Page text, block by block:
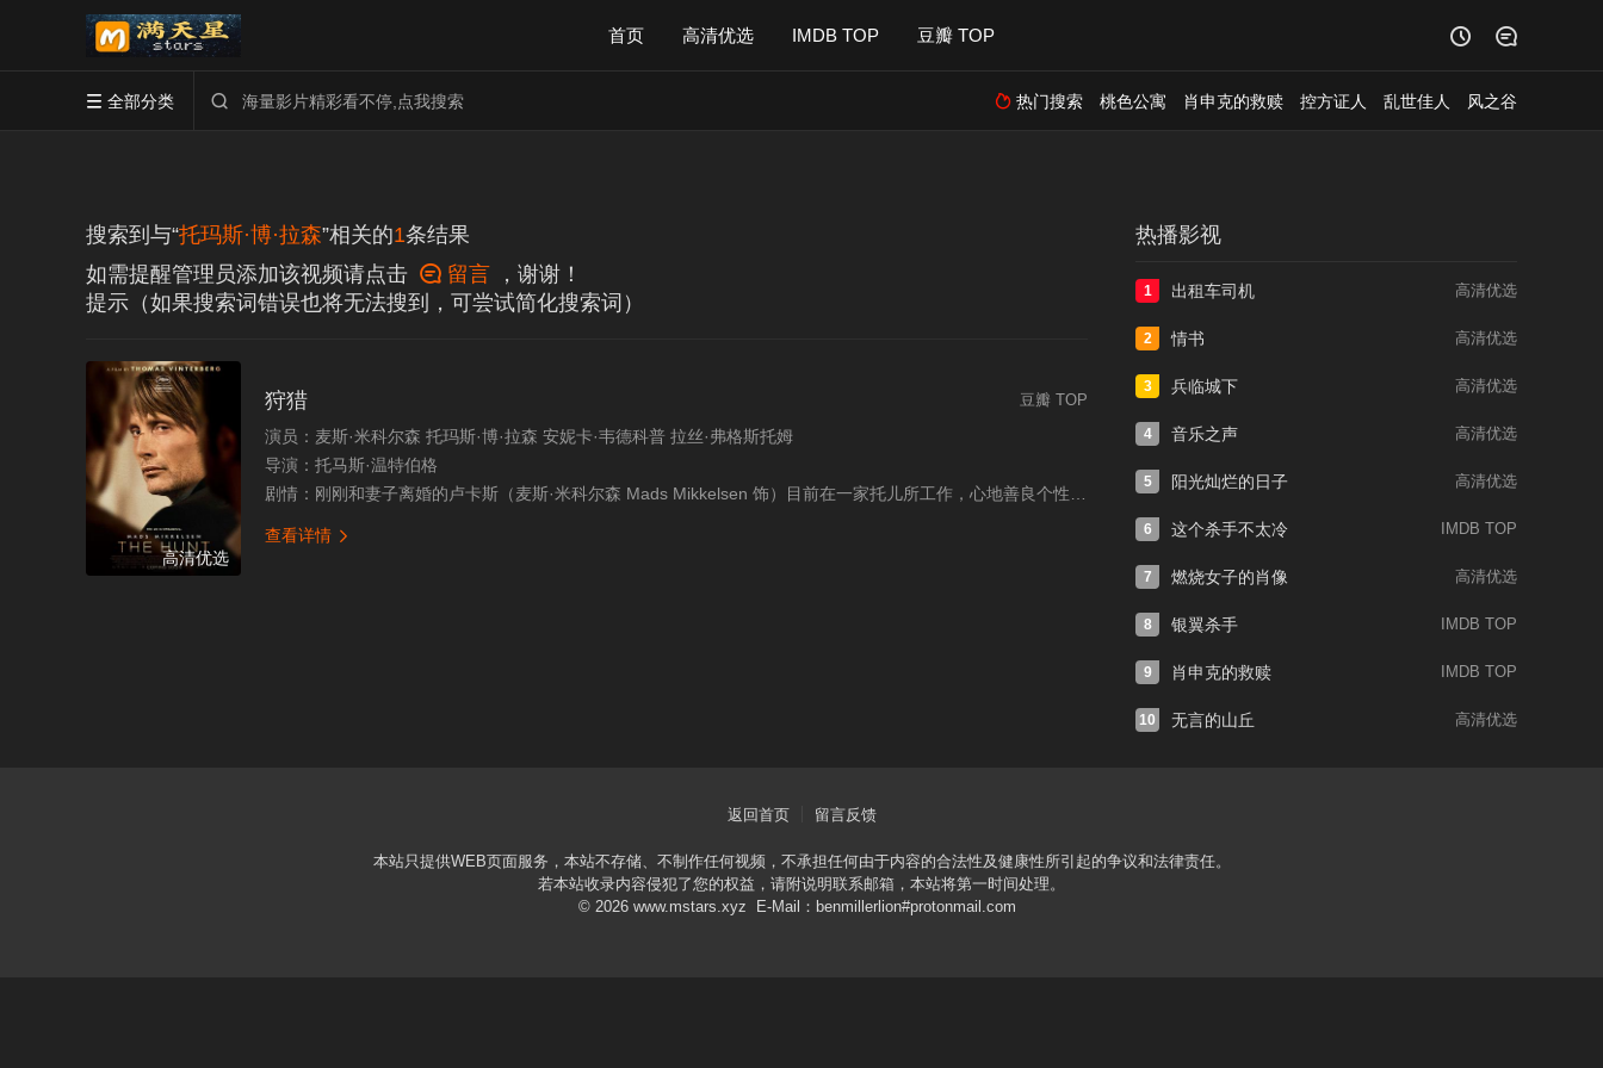
首页 高清优选 IMDB TOP 豆瓣 TOP  
 全部分类   热门搜索 桃色公寓 肖申克的救赎 控方证人 乱世佳人 风之谷
搜索到与“托玛斯·博·拉森”相关的1条结果
如需提醒管理员添加该视频请点击  留言 ，谢谢！
提示（如果搜索词错误也将无法搜到，可尝试简化搜索词）
高清优选
豆瓣 TOP
狩猎
演员： 麦斯·米科尔森 托玛斯·博·拉森 安妮卡·韦德科普 拉丝·弗格斯托姆
导演： 托马斯·温特伯格
剧情： 刚刚和妻子离婚的卢卡斯（麦斯·米科尔森 Mads Mikkelsen 饰）目前在一家托儿所工作，心地善良个性温和的他很快就受到了同事和孩子们的喜爱，其中，一个名叫卡拉（安妮卡·韦德科普 Annika Wedderkopp 饰）的早熟女孩对卢卡斯尤为的亲近。面对女孩幼稚 而单纯的示好，卢卡斯只能婉转的拒绝，可令他没有想到的是，这一举动将他的生活推向了风口浪尖。卡拉报复性的谎言让卢卡斯背负起了性侵女童的罪名，一时间，这个好好先生成为了整个小镇排挤和压迫的对象。好友的愤怒，前妻的不信任，爱犬的死亡和陌生人的恶意让卢卡斯几近崩溃，而当小小的卡拉吐露真相之后，恶意却并没有随着卢卡斯的重获清白而划下句点。©豆瓣
查看详情 
热播影视
1 高清优选
出租车司机
2 高清优选
情书
3 高清优选
兵临城下
4 高清优选
音乐之声
5 高清优选
阳光灿烂的日子
6 IMDB TOP
这个杀手不太冷
7 高清优选
燃烧女子的肖像
8 IMDB TOP
银翼杀手
9 IMDB TOP
肖申克的救赎
10 高清优选
无言的山丘
返回首页 留言反馈
本站只提供WEB页面服务，本站不存储、不制作任何视频，不承担任何由于内容的合法性及健康性所引起的争议和法律责任。
若本站收录内容侵犯了您的权益，请附说明联系邮箱，本站将第一时间处理。
© 2026 www.mstars.xyz E-Mail：benmillerlion#protonmail.com